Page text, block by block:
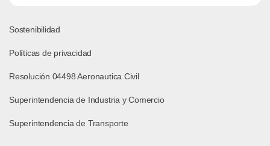
Sostenibilidad
Políticas de privacidad
Resolución 04498 Aeronautica Civil
Superintendencia de Industria y Comercio
Superintendencia de Transporte